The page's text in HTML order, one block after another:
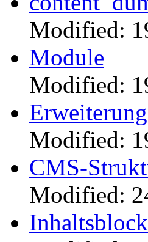
Modified:
Module
Modified:
Modified:
CMS-
Modified: